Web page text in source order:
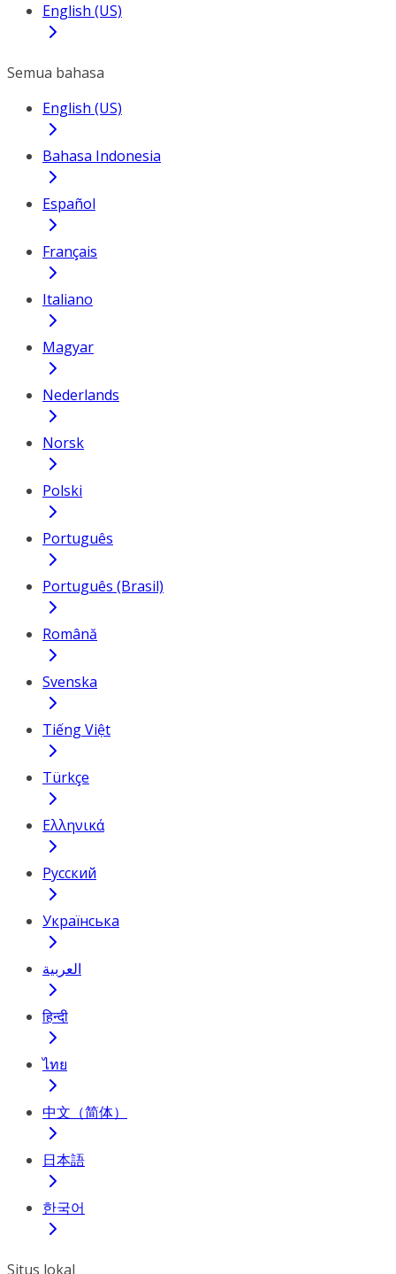
English (US)
Semua bahasa
English (US)
Bahasa Indonesia
Español
Français
Italiano
Magyar
Nederlands
Norsk
Polski
Português
Português (Brasil)
Română
Svenska
Tiếng Việt
Türkçe
Ελληνικά
Русский
Українська
العربية
हिन्दी
ไทย
中文（简体）
日本語
한국어
Situs lokal